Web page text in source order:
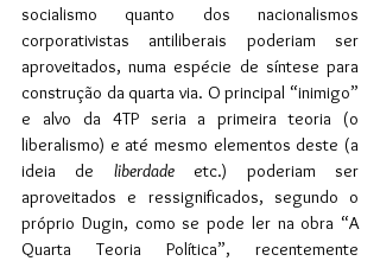
socialismo quanto dos nacionalismos
corporativistas antiliberais poderiam ser
aproveitados, numa espécie de síntese para
construção da quarta via. O principal “inimigo”
e alvo da 4TP seria a primeira teoria (o
liberalismo) e até mesmo elementos deste (a
ideia de liberdade etc.) poderiam ser
aproveitados e ressignificados, segundo o
próprio Dugin, como se pode ler na obra “A
Quarta Teoria Política”, recentemente